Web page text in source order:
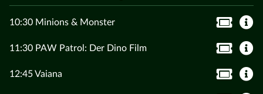
10:30 Minions & Monster
11:30 PAW Patrol: Der Dino Film
12:45 Vaiana